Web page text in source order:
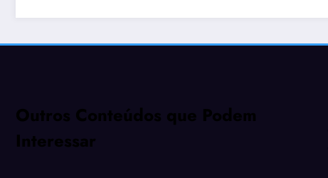
Outros Conteúdos que Podem
Interessar